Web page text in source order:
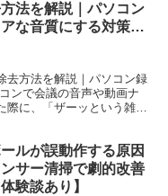
法を解説｜パソコン
な音質にする対策ま
去方法を解説｜パソコン録
ンで会議の音声や動画ナ
際に、「ザーッという雑音
ールが誤動作する原因
サー清掃で劇的改善
験談あり】